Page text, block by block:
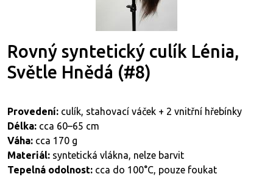
Rovný syntetický culík Lénia,
Světle Hnědá (#8)
Provedení: culík, stahovací váček + 2 vnitřní hřebínky
Délka: cca 60–65 cm
Váha: cca 170 g
Materiál: syntetická vlákna, nelze barvit
Tepelná odolnost: cca do 100°C, pouze foukat